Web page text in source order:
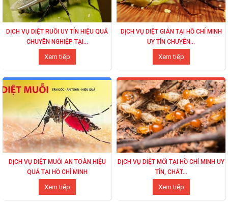
DỊCH VỤ DIỆT RUỒI UY TÍN HIỆU QUẢ
CHUYÊN NGHIỆP TẠI...
Xem tiếp
DỊCH VỤ DIỆT GIÁN TẠI HỒ CHÍ MINH
UY TÍN CHUYÊN...
Xem tiếp
DỊCH VỤ DIỆT MUỖI AN TOÀN HIỆU
QUẢ TẠI HỒ CHÍ MINH
Xem tiếp
DỊCH VỤ DIỆT MỐI TẠI HỒ CHÍ MINH UY
TÍN, CHẤT...
Xem tiếp